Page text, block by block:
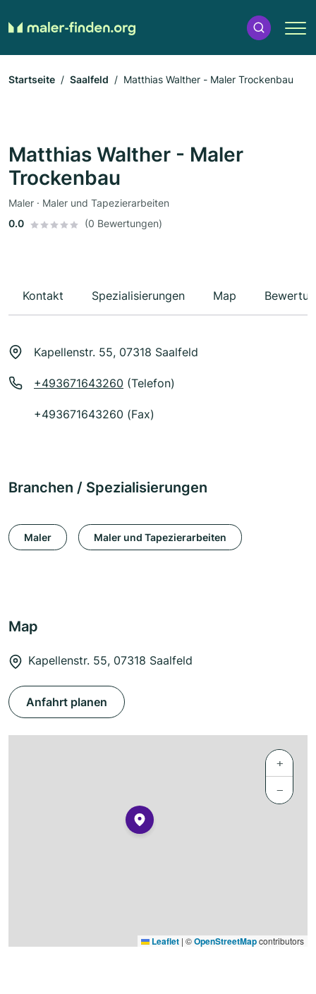
Startseite Saalfeld Matthias Walther - Maler Trockenbau
Matthias Walther - Maler
Trockenbau
Maler · Maler und Tapezierarbeiten
0.0
(0 Bewertungen)
Kontakt Spezialisierungen Map
Kapellenstr. 55, 07318 Saalfeld
+493671643260 (Telefon)
+493671643260 (Fax)
Branchen / Spezialisierungen
Maler Maler und Tapezierarbeiten
Map
Kapellenstr. 55, 07318 Saalfeld
Anfahrt planen
+
−
Leaflet | ©OpenStreetMapcontributors